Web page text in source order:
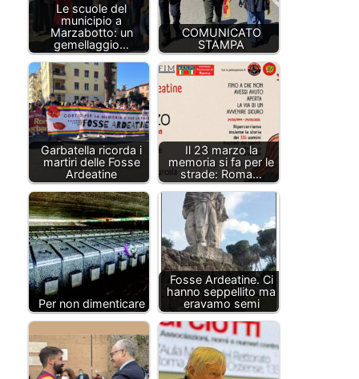
Le scuole del
municipio a
Marzabotto: un
gemellaggio…
COMUNICATO
STAMPA
Garbatella ricorda i
martiri delle Fosse
Ardeatine
Il 23 marzo la
memoria si fa per le
strade: Roma…
Per non dimenticare
Fosse Ardeatine. Ci
hanno seppellito ma
eravamo semi